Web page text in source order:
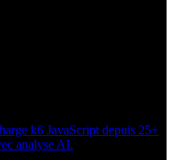
k6 JavaScript depuis 25+
analyse AI.